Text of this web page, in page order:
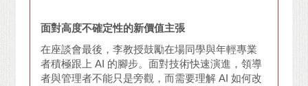
面對高度不確定性的新價值主張
在座談會最後，李教授鼓勵在場同學與年輕專業
者積極跟上 AI 的腳步。面對技術快速演進，領導
者與管理者不能只是旁觀，而需要理解 AI 如何改